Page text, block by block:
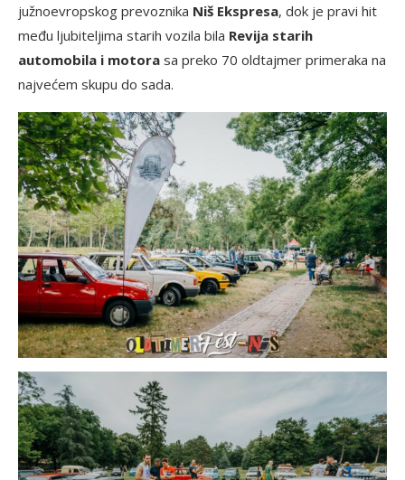
južnoevropskog prevoznika Niš Ekspresa, dok je pravi hit
među ljubiteljima starih vozila bila Revija starih
automobila i motora sa preko 70 oldtajmer primeraka na
najvećem skupu do sada.